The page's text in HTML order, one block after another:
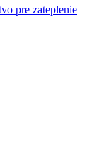
pre zateplenie